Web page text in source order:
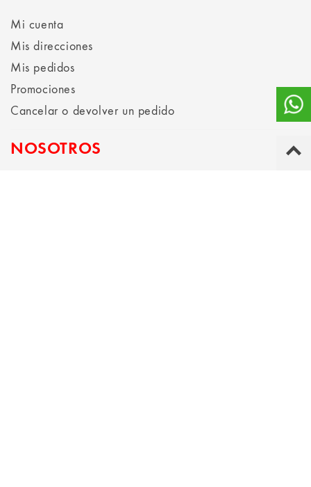
Mi cuenta
Mis direcciones
Mis pedidos
Promociones
Cancelar o devolver un pedido
NOSOTROS